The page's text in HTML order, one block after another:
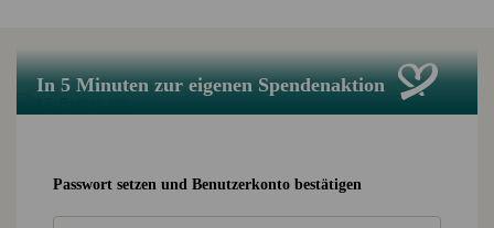
In 5 Minuten zur eigenen Spendenaktion
Passwort setzen und Benutzerkonto bestätigen